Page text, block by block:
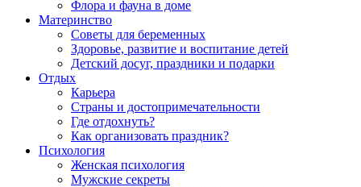
Флора и фауна в доме
Материнство
Советы для беременных
Здоровье, развитие и воспитание детей
Детский досуг, праздники и подарки
Отдых
Карьера
Страны и достопримечательности
Где отдохнуть?
Как организовать праздник?
Психология
Женская психология
Мужские секреты